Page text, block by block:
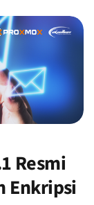
Resmi
Enkripsi